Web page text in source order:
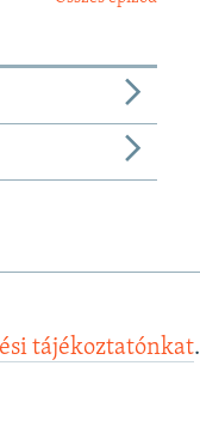
tájékoztatónkat.